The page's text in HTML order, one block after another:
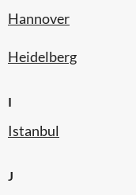
Hannover
Heidelberg
I
Istanbul
J